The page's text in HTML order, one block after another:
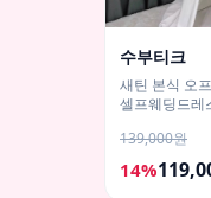
수부티크
새틴 본식 오
셀프웨딩드레
139,000원
14%